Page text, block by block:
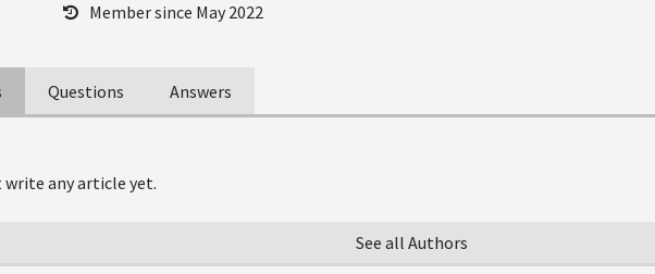
Member since May 2022
Questions Answers
write any article yet.
See all Authors